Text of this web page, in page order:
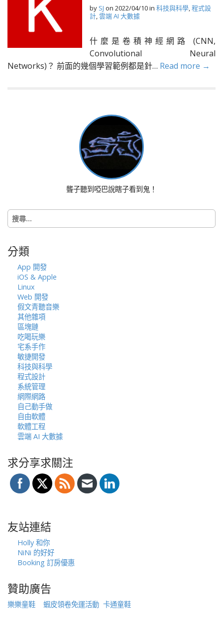
by SJ on 2022/04/10in 科技與科學,程式設
計,雲端 AI 大數據
什麼是卷積神經網路 (CNN,
Convolutional Neural
Networks)？ 前面的幾個學習範例都是針… Read more →
聾子聽到啞巴說瞎子看到鬼！
搜
尋
字:
分類
App 開發
iOS & Apple
Linux
Web 開發
假文青聽音樂
其他雜項
區塊鏈
吃喝玩樂
宅系手作
敏捷開發
科技與科學
程式設計
系統管理
網際網路
自己動手做
自由軟體
軟體工程
雲端 AI 大數據
求分享求關注
友站連結
Holly 和你
NiNi 的好好
Booking 訂房優惠
贊助廣告
樂樂童鞋 蝦皮領卷免運活動 卡通童鞋